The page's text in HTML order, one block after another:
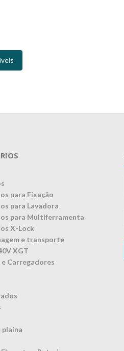
para Fixação
para Lavadora
para Multiferramenta
X-Lock
e transporte
XGT
Carregadores
plaina